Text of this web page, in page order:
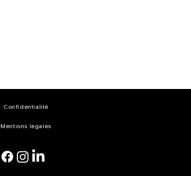
Confidentialité
Mentions légales